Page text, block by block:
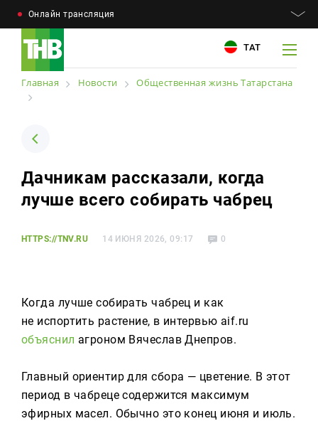
Онлайн трансляция
ТАТ
Новости
Телепроекты
Телепрограмма
Реклама
+7 (843) 570−50−00
reception@tnvtv.ru
Для связи
+7 (843) 570−50−00
Главная Новости Общественная жизнь Татарстана
Дачникам рассказали, когда
лучше всего собирать чабрец
HTTPS://TNV.RU 14 ИЮНЯ 2026, 09:17 0
Когда лучше собирать чабрец и как
не испортить растение, в интервью aif.ru
объяснил агроном Вячеслав Днепров.
Главный ориентир для сбора — цветение. В этот
период в чабреце содержится максимум
эфирных масел. Обычно это конец июня и июль.